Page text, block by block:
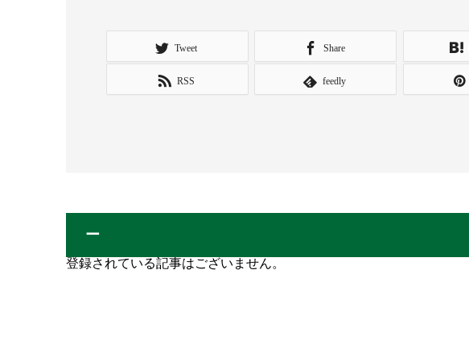
Tweet Share
RSS feedly
ー
登録されている記事はございません。